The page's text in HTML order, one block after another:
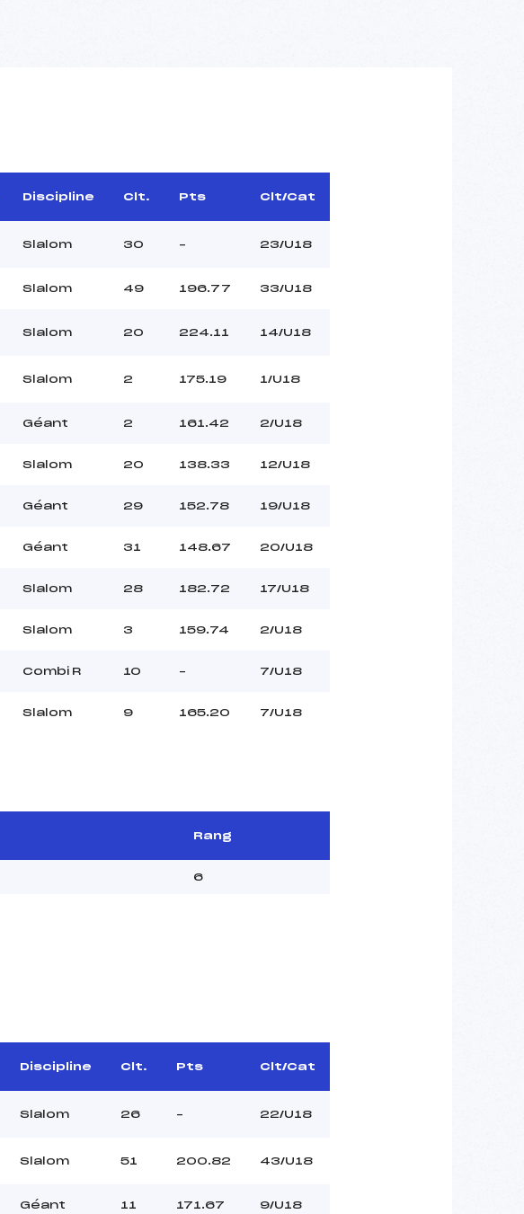
Discipline Clt. Pts Clt/Cat
Slalom 30 – 23/U18
Slalom 49 196.77 33/U18
Slalom 20 224.11 14/U18
Slalom 2 175.19 1/U18
Géant 2 161.42 2/U18
Slalom 20 138.33 12/U18
Géant 29 152.78 19/U18
Géant 31 148.67 20/U18
Slalom 28 182.72 17/U18
Slalom 3 159.74 2/U18
Combi R 10 – 7/U18
Slalom 9 165.20 7/U18
Rang
6
Discipline Clt. Pts Clt/Cat
Slalom 26 – 22/U18
Slalom 51 200.82 43/U18
Géant 11 171.67 9/U18